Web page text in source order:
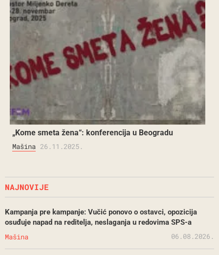
„Kome smeta žena“: konferencija u Beogradu
Mašina 26.11.2025.
NAJNOVIJE
Kampanja pre kampanje: Vučić ponovo o ostavci, opozicija
osuđuje napad na reditelja, neslaganja u redovima SPS-a
Mašina 06.08.2026.